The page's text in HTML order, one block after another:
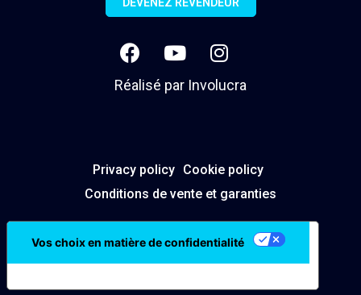
Réalisé par Involucra
Privacy policy Cookie policy
Conditions de vente et garanties
Vos choix en matière de confidentialité